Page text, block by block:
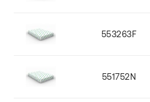
553263F
551752N